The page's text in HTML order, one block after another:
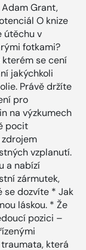
Grant,
O knize
útěchu v
fotkami?
kterém se cení
jakýchkoli
Právě držíte
pro
na výzkumech
pocit
vzplanutí.
a nabízí
zármutek,
se dozvíte * Jak
láskou. * Že
pozici –
která